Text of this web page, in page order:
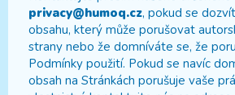
privacy@humoq.cz, pokud se
obsahu, který může porušovat
strany nebo že domníváte se, že
Podmínky použití. Pokud se navíc
obsah na Stránkách porušuje vaše